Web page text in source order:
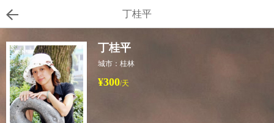
丁桂平
丁桂平
城市：桂林
¥300/天